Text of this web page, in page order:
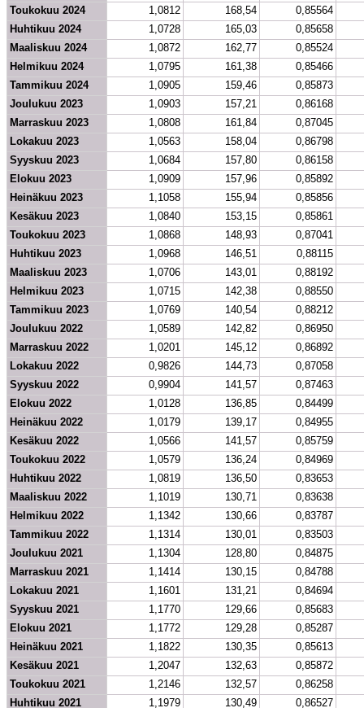
Toukokuu 2024
1,0812 168,54
0,85564
Huhtikuu 2024
1,0728 165,03
0,85658
Maaliskuu 2024
1,0872 162,77
0,85524
Helmikuu 2024
1,0795 161,38
0,85466
Tammikuu 2024
1,0905 159,46
0,85873
Joulukuu 2023
1,0903 157,21
0,86168
Marraskuu 2023
1,0808 161,84
0,87045
Lokakuu 2023
1,0563 158,04
0,86798
Syyskuu 2023
1,0684 157,80
0,86158
Elokuu 2023
1,0909 157,96
0,85892
Heinäkuu 2023
1,1058 155,94
0,85856
Kesäkuu 2023
1,0840 153,15
0,85861
Toukokuu 2023
1,0868 148,93
0,87041
Huhtikuu 2023
1,0968 146,51
0,88115
Maaliskuu 2023
1,0706 143,01
0,88192
Helmikuu 2023
1,0715 142,38
0,88550
Tammikuu 2023
1,0769 140,54
0,88212
Joulukuu 2022
1,0589 142,82
0,86950
Marraskuu 2022
1,0201 145,12
0,86892
Lokakuu 2022
0,9826 144,73
0,87058
Syyskuu 2022
0,9904 141,57
0,87463
Elokuu 2022
1,0128 136,85
0,84499
Heinäkuu 2022
1,0179 139,17
0,84955
Kesäkuu 2022
1,0566 141,57
0,85759
Toukokuu 2022
1,0579 136,24
0,84969
Huhtikuu 2022
1,0819 136,50
0,83653
Maaliskuu 2022
1,1019 130,71
0,83638
Helmikuu 2022
1,1342 130,66
0,83787
Tammikuu 2022
1,1314 130,01
0,83503
Joulukuu 2021
1,1304 128,80
0,84875
Marraskuu 2021
1,1414 130,15
0,84788
Lokakuu 2021
1,1601 131,21
0,84694
Syyskuu 2021
1,1770 129,66
0,85683
Elokuu 2021
1,1772 129,28
0,85287
Heinäkuu 2021
1,1822 130,35
0,85613
Kesäkuu 2021
1,2047 132,63
0,85872
Toukokuu 2021
1,2146 132,57
0,86258
Huhtikuu 2021
1,1979 130,49 0,86527